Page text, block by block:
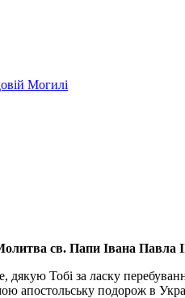
Могилі
св. Папи Івана Павла
Тобі за ласку
апостольську подорож в